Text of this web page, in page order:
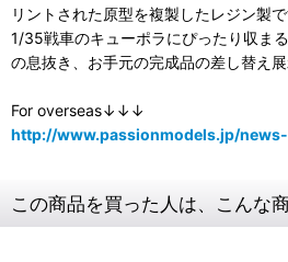
リントされた原型を複製したレジン製
1/35戦車のキューポラにぴったり収ま
の息抜き、お手元の完成品の差し替え展
For overseas↓↓↓
http://www.passionmodels.jp/
この商品を買った人は、こんな